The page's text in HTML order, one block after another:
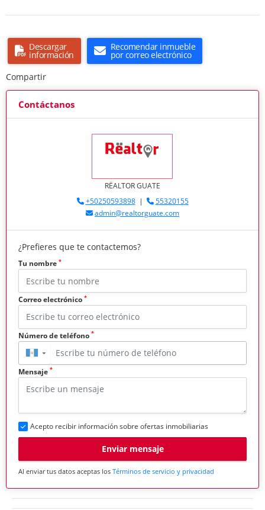
Descargar
información
Recomendar inmueble
por correo electrónico
Compartir
Contáctanos
RËALTOR GUATE
+50250593898|
55320155
admin@realtorguate.com
¿Prefieres que te contactemos?
Tu nombre *
Correo electrónico *
Número de teléfono *
▼
Mensaje *
Acepto recibir información sobre ofertas inmobiliarias
Enviar mensaje
Al enviar tus datos aceptas los Términos de servicio y privacidad